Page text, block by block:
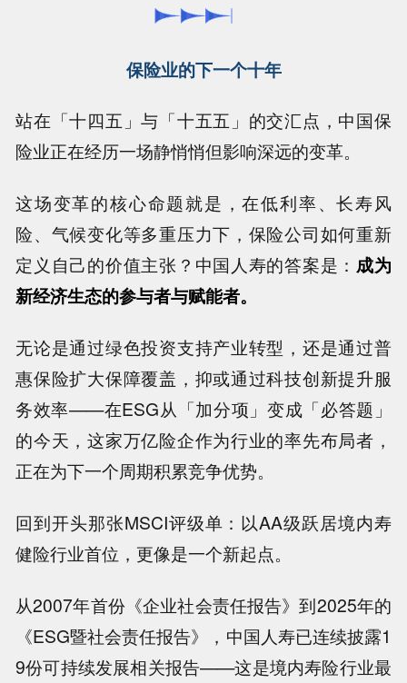
保险业的下一个十年
站在「十四五」与「十五五」的交汇点，中国保
险业正在经历一场静悄悄但影响深远的变革。
这场变革的核心命题就是，在低利率、长寿风
险、气候变化等多重压力下，保险公司如何重新
定义自己的价值主张？中国人寿的答案是： 成为
新经济生态的参与者与赋能者。
无论是通过绿色投资支持产业转型，还是通过普
惠保险扩大保障覆盖，抑或通过科技创新提升服
务效率——在ESG从「加分项」变成「必答题」
的今天，这家万亿险企作为行业的率先布局者，
正在为下一个周期积累竞争优势。
回到开头那张MSCI评级单：以AA级跃居境内寿
健险行业首位，更像是一个新起点。
从2007年首份《企业社会责任报告》到2025年的
《ESG暨社会责任报告》，中国人寿已连续披露1
9份可持续发展相关报告——这是境内寿险行业最